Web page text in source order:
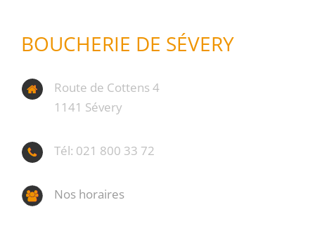
BOUCHERIE DE SÉVERY
Route de Cottens 4
1141 Sévery
Tél: 021 800 33 72
Nos horaires